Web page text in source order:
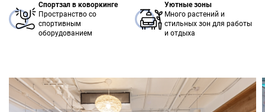
Спортзал в коворкинге
Пространство со
спортивным
оборудованием
Уютные зоны
Много растений и
стильных зон для работы
и отдыха